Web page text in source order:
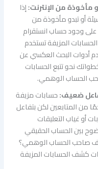
من الإنترنت:إذا
أو تبدو مأخوذة من
وجود حساب انستقرام
المزيفة تستخدم
أدوات البحث العكسي عن
نحو تتبع الحسابات
الحساب الوهمي.
ضعيف:حسابات مزيفة
من المتابعين لكن بتفاعل
أو غياب التعليقات
بين الحساب الحقيقي
صاحب الحساب الوهمي؟
كشف الحسابات المزيفة